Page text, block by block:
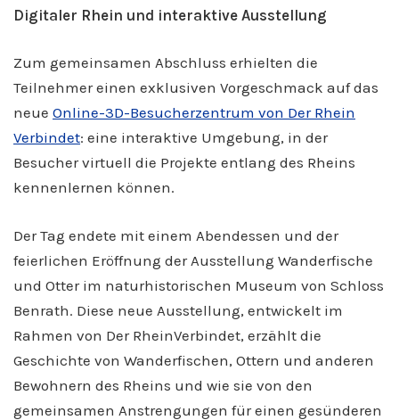
Digitaler Rhein und interaktive Ausstellung
Zum gemeinsamen Abschluss erhielten die
Teilnehmer einen exklusiven Vorgeschmack auf das
neue Online-3D-Besucherzentrum von Der Rhein
Verbindet: eine interaktive Umgebung, in der
Besucher virtuell die Projekte entlang des Rheins
kennenlernen können.
Der Tag endete mit einem Abendessen und der
feierlichen Eröffnung der Ausstellung Wanderfische
und Otter im naturhistorischen Museum von Schloss
Benrath. Diese neue Ausstellung, entwickelt im
Rahmen von Der RheinVerbindet, erzählt die
Geschichte von Wanderfischen, Ottern und anderen
Bewohnern des Rheins und wie sie von den
gemeinsamen Anstrengungen für einen gesünderen